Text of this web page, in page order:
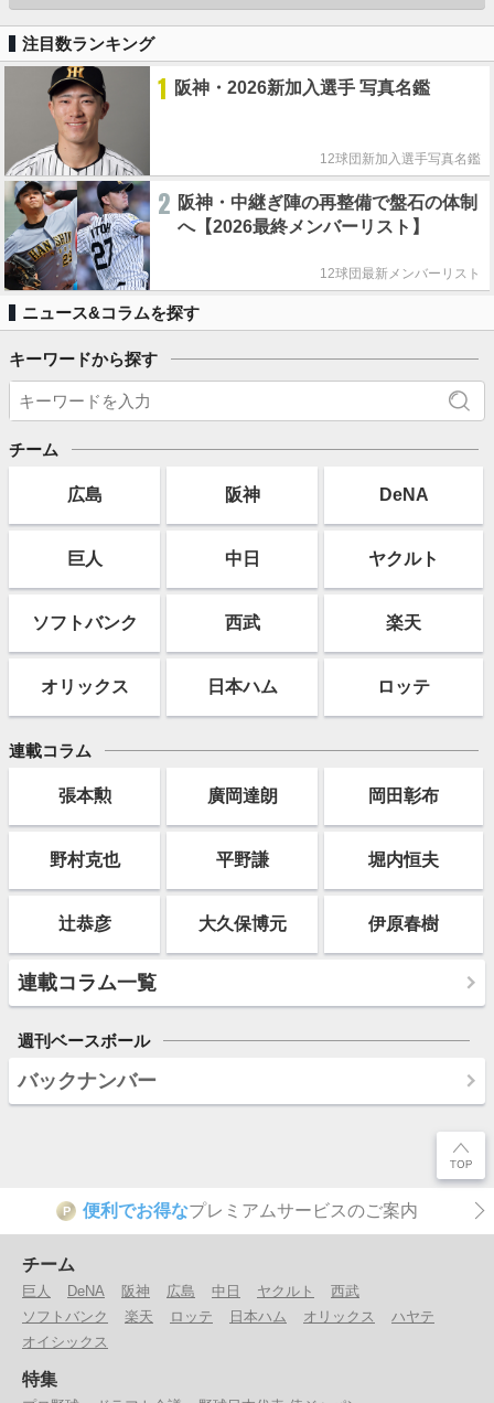
注目数ランキング
1 阪神・2026新加入選手 写真名鑑
12球団新加入選手写真名鑑
2 阪神・中継ぎ陣の再整備で盤石の体制
へ【2026最終メンバーリスト】
12球団最新メンバーリスト
ニュース&コラムを探す
キーワードから探す
チーム
広島 阪神 DeNA
巨人 中日 ヤクルト
ソフトバンク 西武 楽天
オリックス 日本ハム ロッテ
連載コラム
張本勲 廣岡達朗 岡田彰布
野村克也 平野謙 堀内恒夫
辻恭彦 大久保博元 伊原春樹
連載コラム一覧
週刊ベースボール
バックナンバー
P 便利でお得なプレミアムサービスのご案内
チーム
巨人 DeNA 阪神 広島 中日 ヤクルト
西武
ソフトバンク
楽天 ロッテ 日本ハム オリックス
ハヤテ
オイシックス
特集